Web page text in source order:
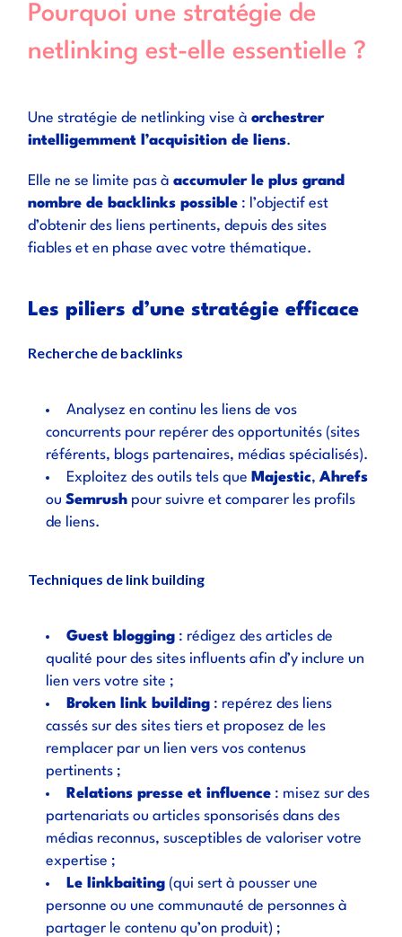
Pourquoi une stratégie de
netlinking est-elle essentielle ?
Une stratégie de netlinking vise àorchestrer
intelligemment l’acquisition de liens.
Elle ne se limite pas àaccumuler le plus grand
nombre de backlinks possible : l’objectif est
d’obtenir des liens pertinents, depuis des sites
fiables et en phase avec votre thématique.
Les piliers d’une stratégie efficace
Recherche de backlinks
Analysez en continu les liens de vos
concurrents pour repérer des opportunités (sites
référents, blogs partenaires, médias spécialisés).
Exploitez des outils tels que Majestic,Ahrefs
ouSemrush pour suivre et comparer les profils
de liens.
Techniques de link building
Guest blogging : rédigez des articles de
qualité pour des sites influents afin d’y inclure un
lien vers votre site ;
Broken link building : repérez des liens
cassés sur des sites tiers et proposez de les
remplacer par un lien vers vos contenus
pertinents ;
Relations presse et influence : misez sur des
partenariats ou articles sponsorisés dans des
médias reconnus, susceptibles de valoriser votre
expertise ;
Le linkbaiting (qui sert à pousser une
personne ou une communauté de personnes à
partager le contenu qu’on produit) ;